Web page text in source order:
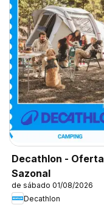
Decathlon - Oferta
Sazonal
de sábado 01/08/2026
Decathlon